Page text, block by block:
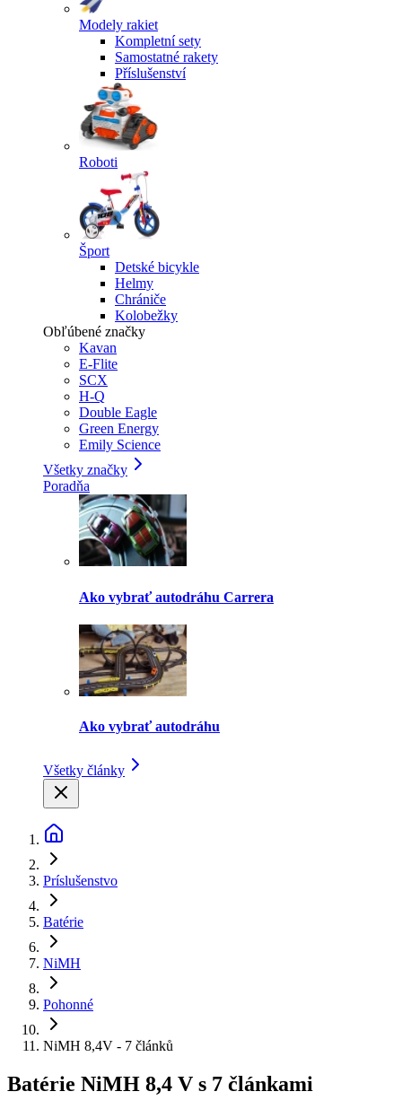
Modely rakiet
Kompletní sety
Samostatné rakety
Příslušenství
Roboti
Šport
Detské bicykle
Helmy
Chrániče
Kolobežky
Obľúbené značky
Kavan
E-Flite
SCX
H-Q
Double Eagle
Green Energy
Emily Science
Všetky značky
Poradňa
Ako vybrať autodráhu Carrera
Ako vybrať autodráhu
Všetky články
Príslušenstvo
Batérie
NiMH
Pohonné
NiMH 8,4V - 7 článků
Batérie NiMH 8,4 V s 7 článkami